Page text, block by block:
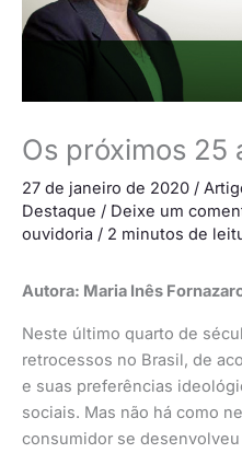
Os próximos 25
27 de janeiro de 2020 /
Destaque / Deixe um
ouvidoria / 2 minutos de
Autora: Maria Inês
Neste último quarto de
retrocessos no Brasil, de
e suas preferências
sociais. Mas não há como
consumidor se